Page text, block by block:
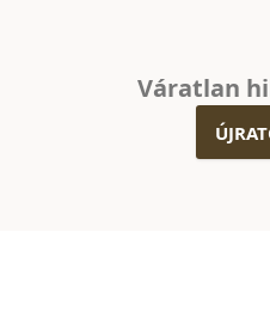
Váratlan